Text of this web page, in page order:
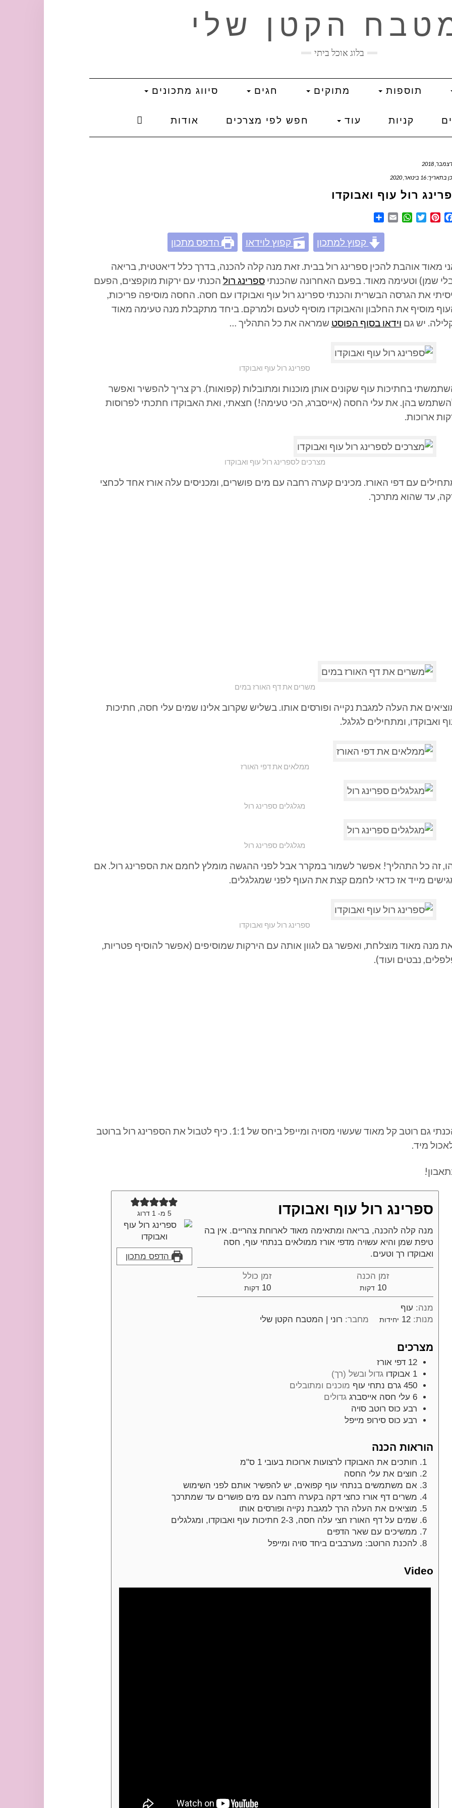
הקטן שלי
בלוג אוכל ביתי
תוספות מתוקים חגים סיווג מתכונים
קניות עוד חפש לפי מצרכים אודות
16 בינואר, 2020
רול עוף ואבוקדו
Facebook
Pinterest
Twitter
WhatsApp
Email
קפוץ למתכון קפוץ לוידאו הדפס מתכון
מאוד אוהבת להכין ספרינג רול בבית. זאת מנה קלה להכנה, בדרך כלל דיאטטית, בריאה
שמן) וטעימה מאוד. בפעם האחרונה שהכנתיספרינג רול הכנתי עם ירקות מוקפצים, הפעם
את הגרסה הבשרית והכנתי ספרינג רול עוף ואבוקדו עם חסה. החסה מוסיפה פריכות,
מוסיף את החלבון והאבוקדו מוסיף לטעם ולמרקם. ביחד מתקבלת מנה טעימה מאוד
יש גם וידאו בסוף הפוסט שמראה את כל התהליך …
ספרינג רול עוף ואבוקדו
בחתיכות עוף שקונים אותן מוכנות ומתובלות (קפואות). רק צריך להפשיר ואפשר
בהן. את עלי החסה (אייסברג, הכי טעימה!) חצאתי, ואת האבוקדו חתכתי לפרוסות
ארוכות.
מצרכים לספרינג רול עוף ואבוקדו
עם דפי האורז. מכינים קערה רחבה עם מים פושרים, ומכניסים עלה אורז אחד לכחצי
עד שהוא מתרכך.
משרים את דף האורז במים
את העלה למגבת נקייה ופורסים אותו. בשליש שקרוב אלינו שמים עלי חסה, חתיכות
ואבוקדו, ומתחילים לגלגל.
ממלאים את דפי האורז
מגלגלים ספרינג רול
מגלגלים ספרינג רול
זה כל התהליך! אפשר לשמור במקרר אבל לפני ההגשה מומלץ לחמם את הספרינג רול. אם
מייד אז כדאי לחמם קצת את העוף לפני שמגלגלים.
ספרינג רול עוף ואבוקדו
מנה מאוד מוצלחת, ואפשר גם לגוון אותה עם הירקות שמוסיפים (אפשר להוסיף פטריות,
נבטים ועוד).
הכנתי גם רוטב קל מאוד שעשוי מסויה ומייפל ביחס של 1:1. כיף לטבול את הספרינג רול ברוטב
מיד.
5 מ- 1 דרוג
הדפס מתכון
ספרינג רול עוף ואבוקדו
מנה קלה להכנה, בריאה ומתאימה מאוד לארוחת צהריים. אין בה
טיפת שמן והיא עשויה מדפי אורז ממולאים בנתחי עוף, חסה
ואבוקדו רך וטעים.
זמן הכנה
10 דקות
דקות
זמן כולל
10 דקות
דקות
מנה: עוף
מנות:12 יחידות מחבר: רוני | המטבח הקטן שלי
מצרכים
12 דפי אורז
1 אבוקדו גדול ובשל (רך)
450 גרם נתחי עוף מוכנים ומתובלים
6 עלי חסה אייסברג גדולים
רבע כוס רוטב סויה
רבע כוס סירופ מייפל
הוראות הכנה
חותכים את האבוקדו לרצועות ארוכות בעובי 1 ס"מ
חוצים את עלי החסה
אם משתמשים בנתחי עוף קפואים, יש להפשיר אותם לפני השימוש
משרים דף אורז כחצי דקה בקערה רחבה עם מים פושרים עד שמתרכך
מוציאים את העלה הרך למגבת נקייה ופורסים אותו
שמים על דף האורז חצי עלה חסה, 2-3 חתיכות עוף ואבוקדו, ומגלגלים
ממשיכים עם שאר הדפים
להכנת הרוטב: מערבבים ביחד סויה ומייפל
Video